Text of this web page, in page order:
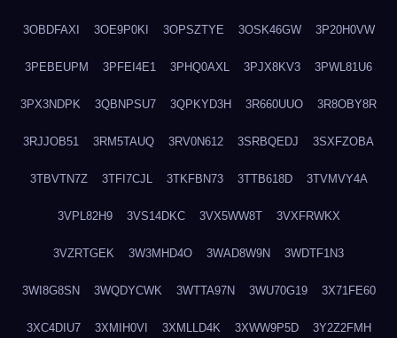
3OBDFAXI 3OE9P0KI 3OPSZTYE 3OSK46GW 3P20H0VW
3PEBEUPM 3PFEI4E1 3PHQ0AXL 3PJX8KV3 3PWL81U6
3PX3NDPK 3QBNPSU7 3QPKYD3H 3R660UUO 3R8OBY8R
3RJJOB51 3RM5TAUQ 3RV0N612 3SRBQEDJ 3SXFZOBA
3TBVTN7Z 3TFI7CJL 3TKFBN73 3TTB618D 3TVMVY4A
3VPL82H9 3VS14DKC 3VX5WW8T 3VXFRWKX
3VZRTGEK 3W3MHD4O 3WAD8W9N 3WDTF1N3
3WI8G8SN 3WQDYCWK 3WTTA97N 3WU70G19 3X71FE60
3XC4DIU7 3XMIH0VI 3XMLLD4K 3XWW9P5D 3Y2Z2FMH